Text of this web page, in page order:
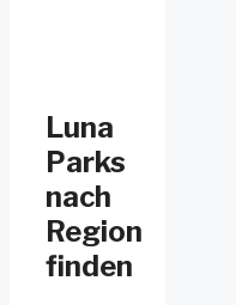
Luna
Parks
nach
Region
finden